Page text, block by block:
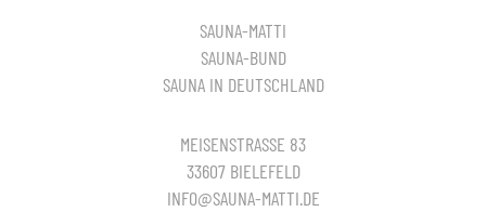
SAUNA-MATTI
SAUNA-BUND
SAUNA IN DEUTSCHLAND
MEISENSTRASSE 83
33607 BIELEFELD
INFO@SAUNA-MATTI.DE